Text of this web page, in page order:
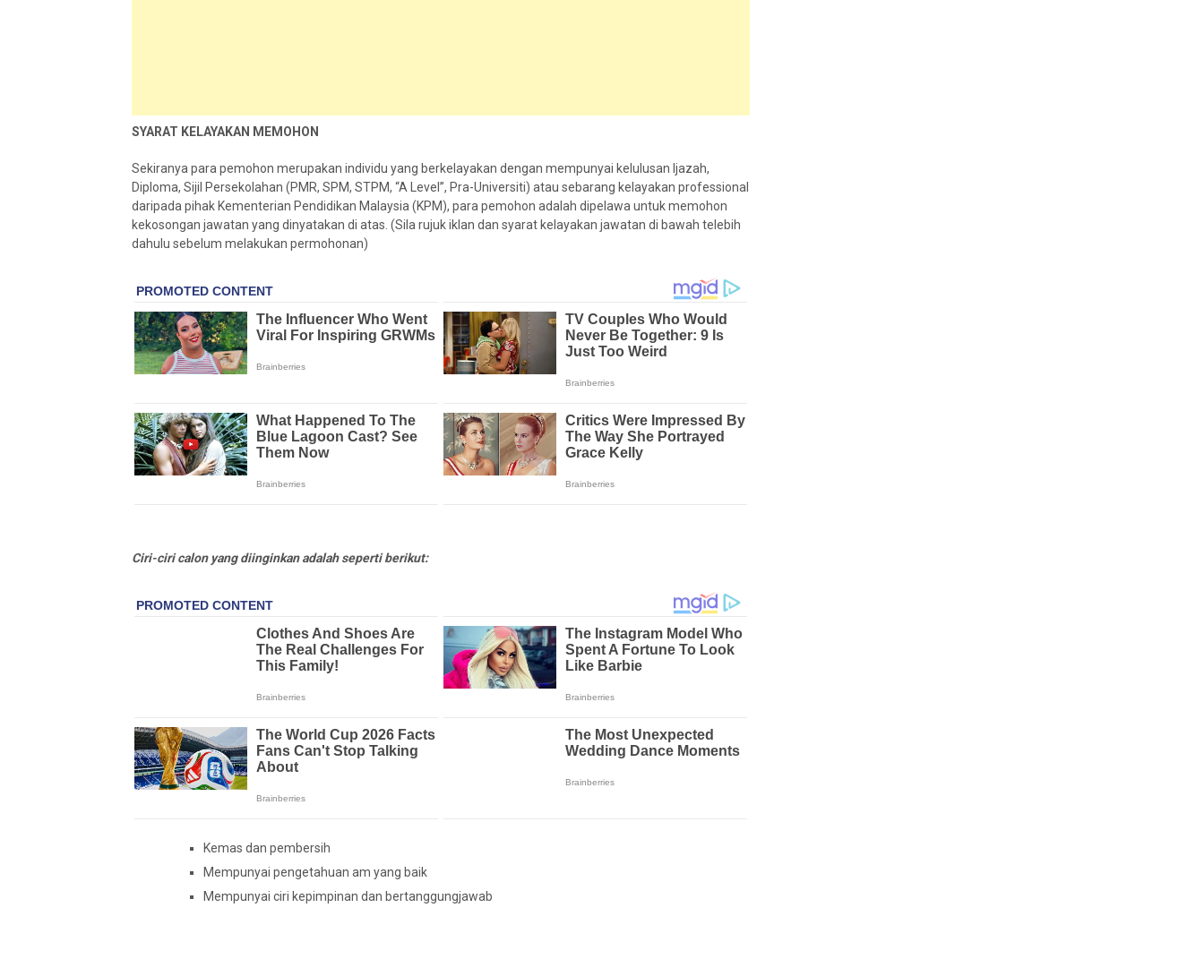
SYARAT KELAYAKAN MEMOHON
Sekiranya para pemohon merupakan individu yang berkelayakan dengan mempunyai kelulusan Ijazah,
Diploma, Sijil Persekolahan (PMR, SPM, STPM, “A Level”, Pra-Universiti) atau sebarang kelayakan professional
daripada pihak Kementerian Pendidikan Malaysia (KPM), para pemohon adalah dipelawa untuk memohon
kekosongan jawatan yang dinyatakan di atas. (Sila rujuk iklan dan syarat kelayakan jawatan di bawah telebih
dahulu sebelum melakukan permohonan)
Ciri-ciri calon yang diinginkan adalah seperti berikut:
Kemas dan pembersih
Mempunyai pengetahuan am yang baik
Mempunyai ciri kepimpinan dan bertanggungjawab